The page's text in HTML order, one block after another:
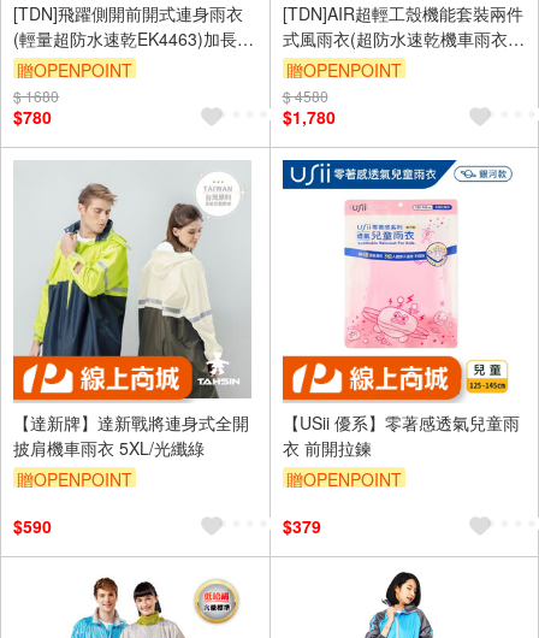
[TDN]飛躍側開前開式連身雨衣
(輕量超防水速乾EK4463)加長型
藍色
贈OPENPOINT
$ 1680
$780
[TDN]AIR超輕工殼機能套裝兩件
式風雨衣(超防水速乾機車雨衣
EP4838)霧藍色XL號
贈OPENPOINT
$ 4580
$1,780
【達新牌】達新戰將連身式全開
披肩機車雨衣 5XL/光纖綠
贈OPENPOINT
$590
【USii 優系】零著感透氣兒童雨
衣 前開拉鍊
贈OPENPOINT
$379